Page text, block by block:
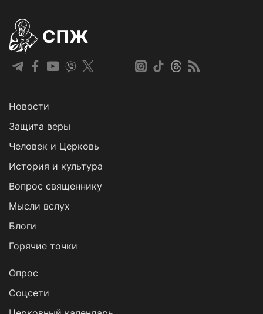
СПЖ
Новости
Защита веры
Человек и Церковь
История и культура
Вопрос священнику
Мысли вслух
Блоги
Горячие точки
Опрос
Cоцсети